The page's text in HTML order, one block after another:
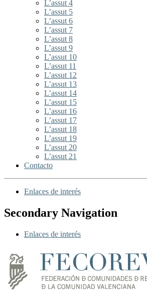
L’assut 4
L’assut 5
L’assut 6
L’assut 7
L’assut 8
L’assut 9
L’assut 10
L’assut 11
L’assut 12
L’assut 13
L’assut 14
L’assut 15
L’assut 16
L’assut 17
L’assut 18
L’assut 19
L’assut 20
L’assut 21
Contacto
Enlaces de interés
Secondary Navigation
Enlaces de interés